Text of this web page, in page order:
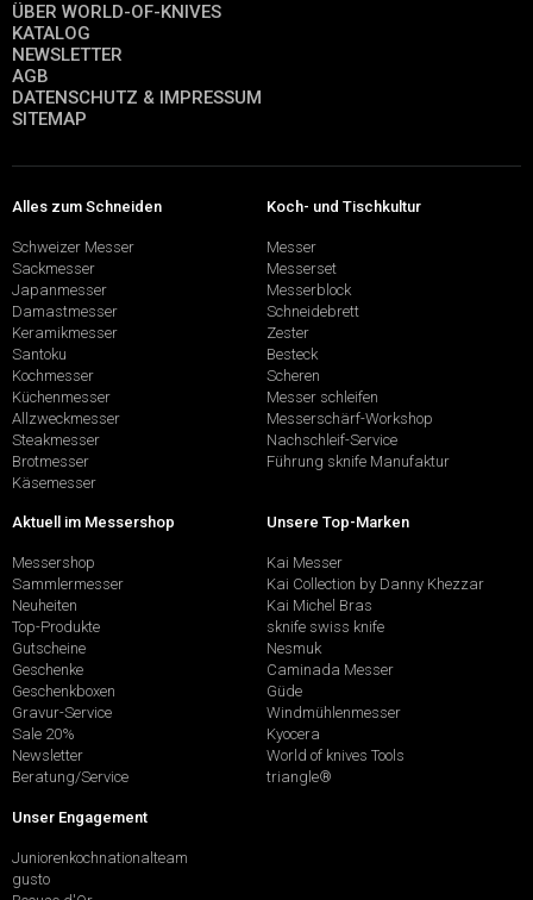
ÜBER WORLD-OF-KNIVES
KATALOG
NEWSLETTER
AGB
DATENSCHUTZ & IMPRESSUM
SITEMAP
Alles zum Schneiden
Schweizer Messer
Sackmesser
Japanmesser
Damastmesser
Keramikmesser
Santoku
Kochmesser
Küchenmesser
Allzweckmesser
Steakmesser
Brotmesser
Käsemesser
Koch- und Tischkultur
Messer
Messerset
Messerblock
Schneidebrett
Zester
Besteck
Scheren
Messer schleifen
Messerschärf-Workshop
Nachschleif-Service
Führung sknife Manufaktur
Aktuell im Messershop
Messershop
Sammlermesser
Neuheiten
Top-Produkte
Gutscheine
Geschenke
Geschenkboxen
Gravur-Service
Sale 20%
Newsletter
Beratung/Service
Unsere Top-Marken
Kai Messer
Kai Collection by Danny Khezzar
Kai Michel Bras
sknife swiss knife
Nesmuk
Caminada Messer
Güde
Windmühlenmesser
Kyocera
World of knives Tools
triangle®
Unser Engagement
Juniorenkochnationalteam
gusto